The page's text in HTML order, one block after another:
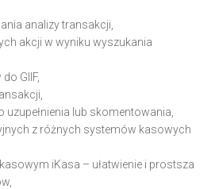
analizy transakcji,
akcji w wyniku wyszukania
GIIF,
uzupełnienia lub skomentowania,
z różnych systemów kasowych
iKasa – ułatwienie i prostsza